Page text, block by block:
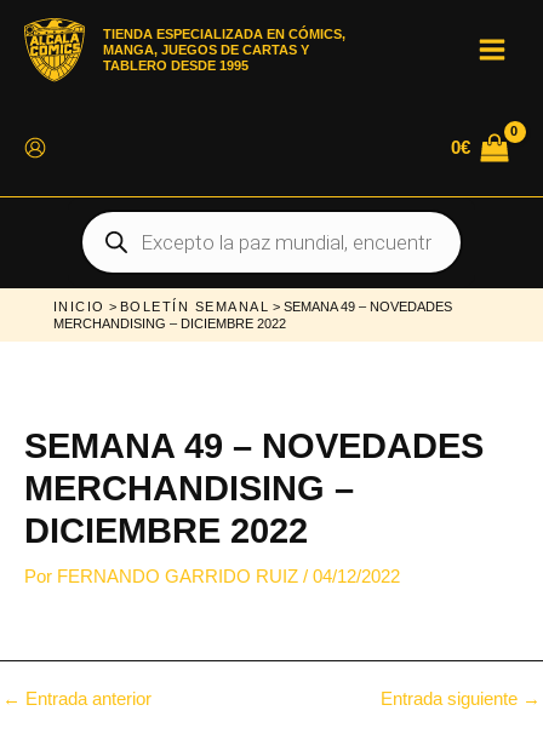
contenido
TIENDA ESPECIALIZADA EN CÓMICS,
MANGA, JUEGOS DE CARTAS Y
TABLERO DESDE 1995
0€
Búsqueda
de
productos
INICIO > BOLETÍN SEMANAL
> SEMANA 49 – NOVEDADES
MERCHANDISING – DICIEMBRE 2022
SEMANA 49 – NOVEDADES
MERCHANDISING –
DICIEMBRE 2022
Por FERNANDO GARRIDO RUIZ / 04/12/2022
Navegación
← Entrada anterior Entrada siguiente →